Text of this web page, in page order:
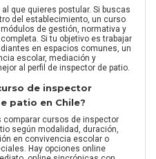
que quieres postular. Si buscas
del establecimiento, un curso
de gestión, normativa y
Si tu objetivo es trabajar
en espacios comunes, un
escolar, mediación y
al perfil de inspector de patio.
de inspector
patio en Chile?
comparar cursos de inspector
según modalidad, duración,
en convivencia escolar o
Hay opciones online